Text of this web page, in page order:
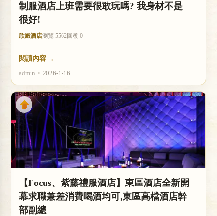
制服酒店上班需要很敢玩嗎? 我身材不是
很好!
欣殿酒店瀏覽 5562回覆 0
閱讀內容 →
admin • 2026-1-16
【Focus、紫藤禮服酒店】東區酒店全新開
幕求職兼差消費喝酒均可,東區高檔酒店幹
部副總